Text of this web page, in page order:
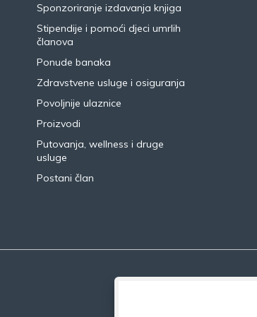
Sponzoriranje izdavanja knjiga
Stipendije i pomoći djeci umrlih
članova
Ponude banaka
Zdravstvene usluge i osiguranja
Povoljnije ulaznice
Proizvodi
Putovanja, wellness i druge
usluge
Postani član